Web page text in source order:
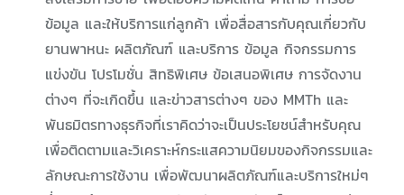
ข้อมูล และให้บริการแก่ลูกค้า เพื่อสื่อสารกับคุณเกี่ยวกับ
ยานพาหนะ ผลิตภัณฑ์ และบริการ ข้อมูล กิจกรรมการ
แข่งขัน โปรโมชั่น สิทธิพิเศษ ข้อเสนอพิเศษ การจัดงาน
ต่างๆ ที่จะเกิดขึ้น และข่าวสารต่างๆ ของ MMTh และ
พันธมิตรทางธุรกิจที่เราคิดว่าจะเป็นประโยชน์สำหรับคุณ
เพื่อติดตามและวิเคราะห์กระแสความนิยมของกิจกรรมและ
ลักษณะการใช้งาน เพื่อพัฒนาผลิตภัณฑ์และบริการใหม่ๆ